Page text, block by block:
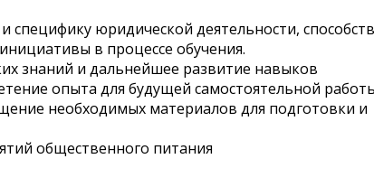
юридической деятельности,
в процессе обучения.
знаний и дальнейшее развитие навыков
опыта для будущей самостоятельной
необходимых материалов для подготовки и
общественного питания